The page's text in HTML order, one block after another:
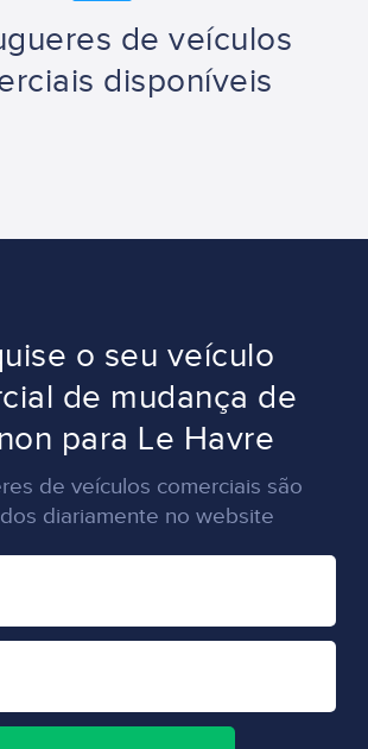
de veículos
disponíveis
o seu veículo
de mudança de
para Le Havre
de veículos comerciais são
diariamente no website